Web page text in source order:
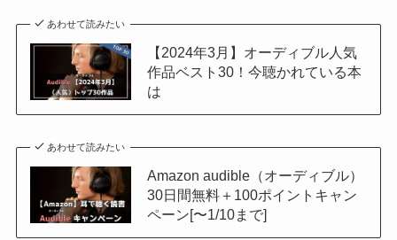
あわせて読みたい
【2024年3月】オーディブル人気
作品ベスト30！今聴かれている本
は
あわせて読みたい
Amazon audible（オーディブル）
30日間無料＋100ポイントキャン
ペーン[〜1/10まで]